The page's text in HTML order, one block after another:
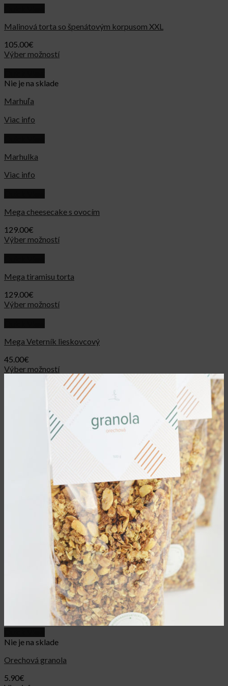
Malinová torta so špenátovým korpusom XXL
105.00€
Výber možností
Nie je na sklade
Marhuľa
Viac info
Marhulka
Viac info
Mega cheesecake s ovocím
129.00€
Výber možností
Mega tiramisu torta
129.00€
Výber možností
Mega Veterník lieskovcový
45.00€
Výber možností
Nie je na sklade
Orechová granola
5.90€